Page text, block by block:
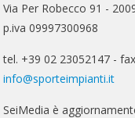
Via Per Robecco 91 -
p.iva 09997300968
tel. +39 02 23052147 -
info@sporteimpianti.it
SeiMedia è